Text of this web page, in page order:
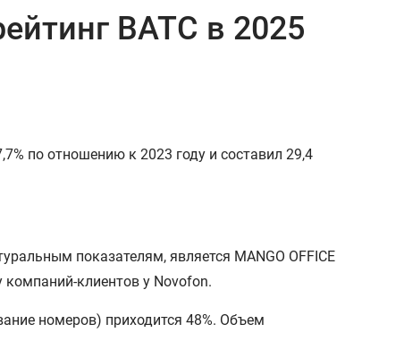
ВАТС в 2025
по отношению к 2023 году и составил 29,4
показателям, является MANGO OFFICE
клиентов у Novofon.
номеров) приходится 48%. Объем